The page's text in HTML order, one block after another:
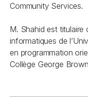
Community Services.
M. Shahid est titulaire
informatiques de
en programmation
Collège George